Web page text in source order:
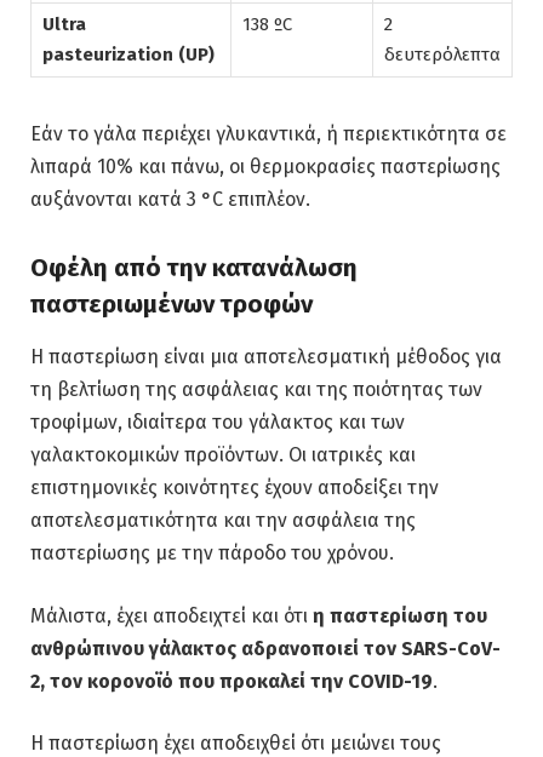
Ultra
pasteurization (UP)
138 ºC
2
δευτερόλεπτα
Εάν το γάλα περιέχει γλυκαντικά, ή περιεκτικότητα σε
λιπαρά 10% και πάνω, οι θερμοκρασίες παστερίωσης
αυξάνονται κατά 3 °C επιπλέον.
Οφέλη από την κατανάλωση
παστεριωμένων τροφών
Η παστερίωση είναι μια αποτελεσματική μέθοδος για
τη βελτίωση της ασφάλειας και της ποιότητας των
τροφίμων, ιδιαίτερα του γάλακτος και των
γαλακτοκομικών προϊόντων. Οι ιατρικές και
επιστημονικές κοινότητες έχουν αποδείξει την
αποτελεσματικότητα και την ασφάλεια της
παστερίωσης με την πάροδο του χρόνου.
Μάλιστα, έχει αποδειχτεί και ότι η παστερίωση του
ανθρώπινου γάλακτος αδρανοποιεί τον SARS-CoV-
2, τον κορονοϊό που προκαλεί την COVID-19.
Η παστερίωση έχει αποδειχθεί ότι μειώνει τους